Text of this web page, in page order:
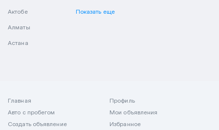
Актобе
Алматы
Астана
Показать еще
Главная
Авто с пробегом
Создать объявление
Профиль
Мои объявления
Избранное